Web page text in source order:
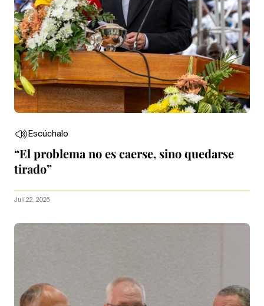
Escúchalo
“El problema no es caerse, sino quedarse
tirado”
Juli 22, 2026